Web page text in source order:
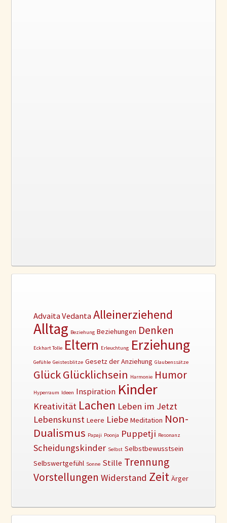
Advaita Vedanta Alleinerziehend
Alltag Beziehung Beziehungen Denken
Eckhart Tolle Eltern Erleuchtung Erziehung
Gefühle Geistesblitze Gesetz der Anziehung Glaubenssätze
GlückGlücklichsein Harmonie Humor
Hyperraum Ideen Inspiration Kinder
Kreativität Lachen Leben im Jetzt
Lebenskunst Leere Liebe Meditation Non-
Dualismus Papaji Poonja Puppetji Resonanz
Scheidungskinder Selbst Selbstbewusstsein
Selbswertgefühl Sonne Stille Trennung
Vorstellungen Widerstand Zeit Ärger